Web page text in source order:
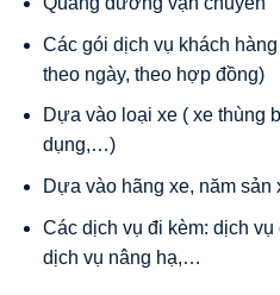
Các gói dịch vụ khách
theo ngày, theo hợp đồng)
Dựa vào loại xe ( xe thùng
dụng,…)
Dựa vào hãng xe, năm sản
Các dịch vụ đi kèm: dịch
dịch vụ nâng hạ,…